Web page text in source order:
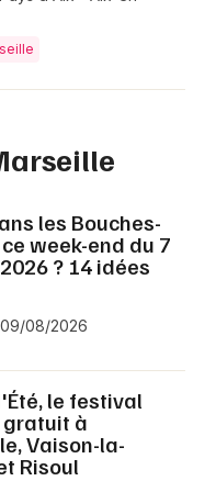
les Bouches-
week-end du 7
? 14 idées
08/2026
le festival
à
Vaison-la-
Risoul